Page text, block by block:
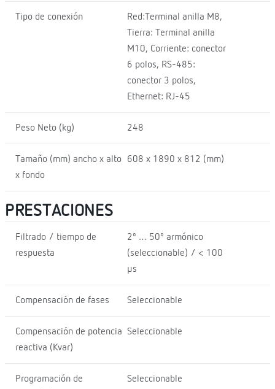
Tipo de conexión
Red:Terminal anilla M8,
Tierra: Terminal anilla
M10, Corriente: conector
6 polos, RS-485:
conector 3 polos,
Ethernet: RJ-45
Peso Neto (kg) 248
Tamaño (mm) ancho x alto
x fondo
608 x 1890 x 812 (mm)
PRESTACIONES
Filtrado / tiempo de
respuesta
2º … 50º armónico
(seleccionable) / < 100
µs
Compensación de fases Seleccionable
Compensación de potencia
reactiva (Kvar)
Seleccionable
Programación de
Seleccionable